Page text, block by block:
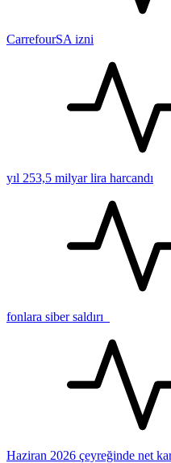
CarrefourSA izni
yıl 253,5 milyar lira harcandı
fonlara siber saldırı
Haziran 2026 çeyreğinde net